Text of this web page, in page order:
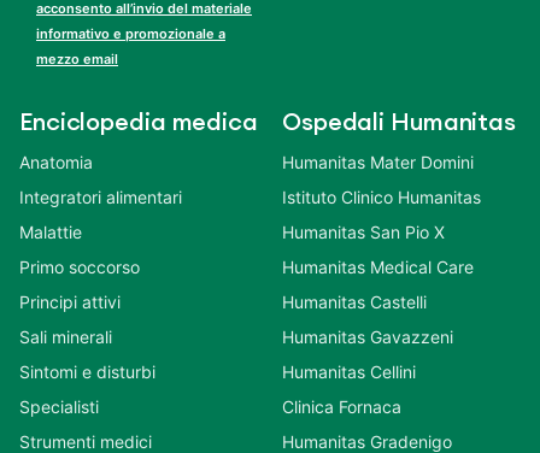
acconsento all’invio del materiale
informativo e promozionale a
mezzo email
Enciclopedia medica
Anatomia
Integratori alimentari
Malattie
Primo soccorso
Principi attivi
Sali minerali
Sintomi e disturbi
Specialisti
Strumenti medici
Ospedali Humanitas
Humanitas Mater Domini
Istituto Clinico Humanitas
Humanitas San Pio X
Humanitas Medical Care
Humanitas Castelli
Humanitas Gavazzeni
Humanitas Cellini
Clinica Fornaca
Humanitas Gradenigo